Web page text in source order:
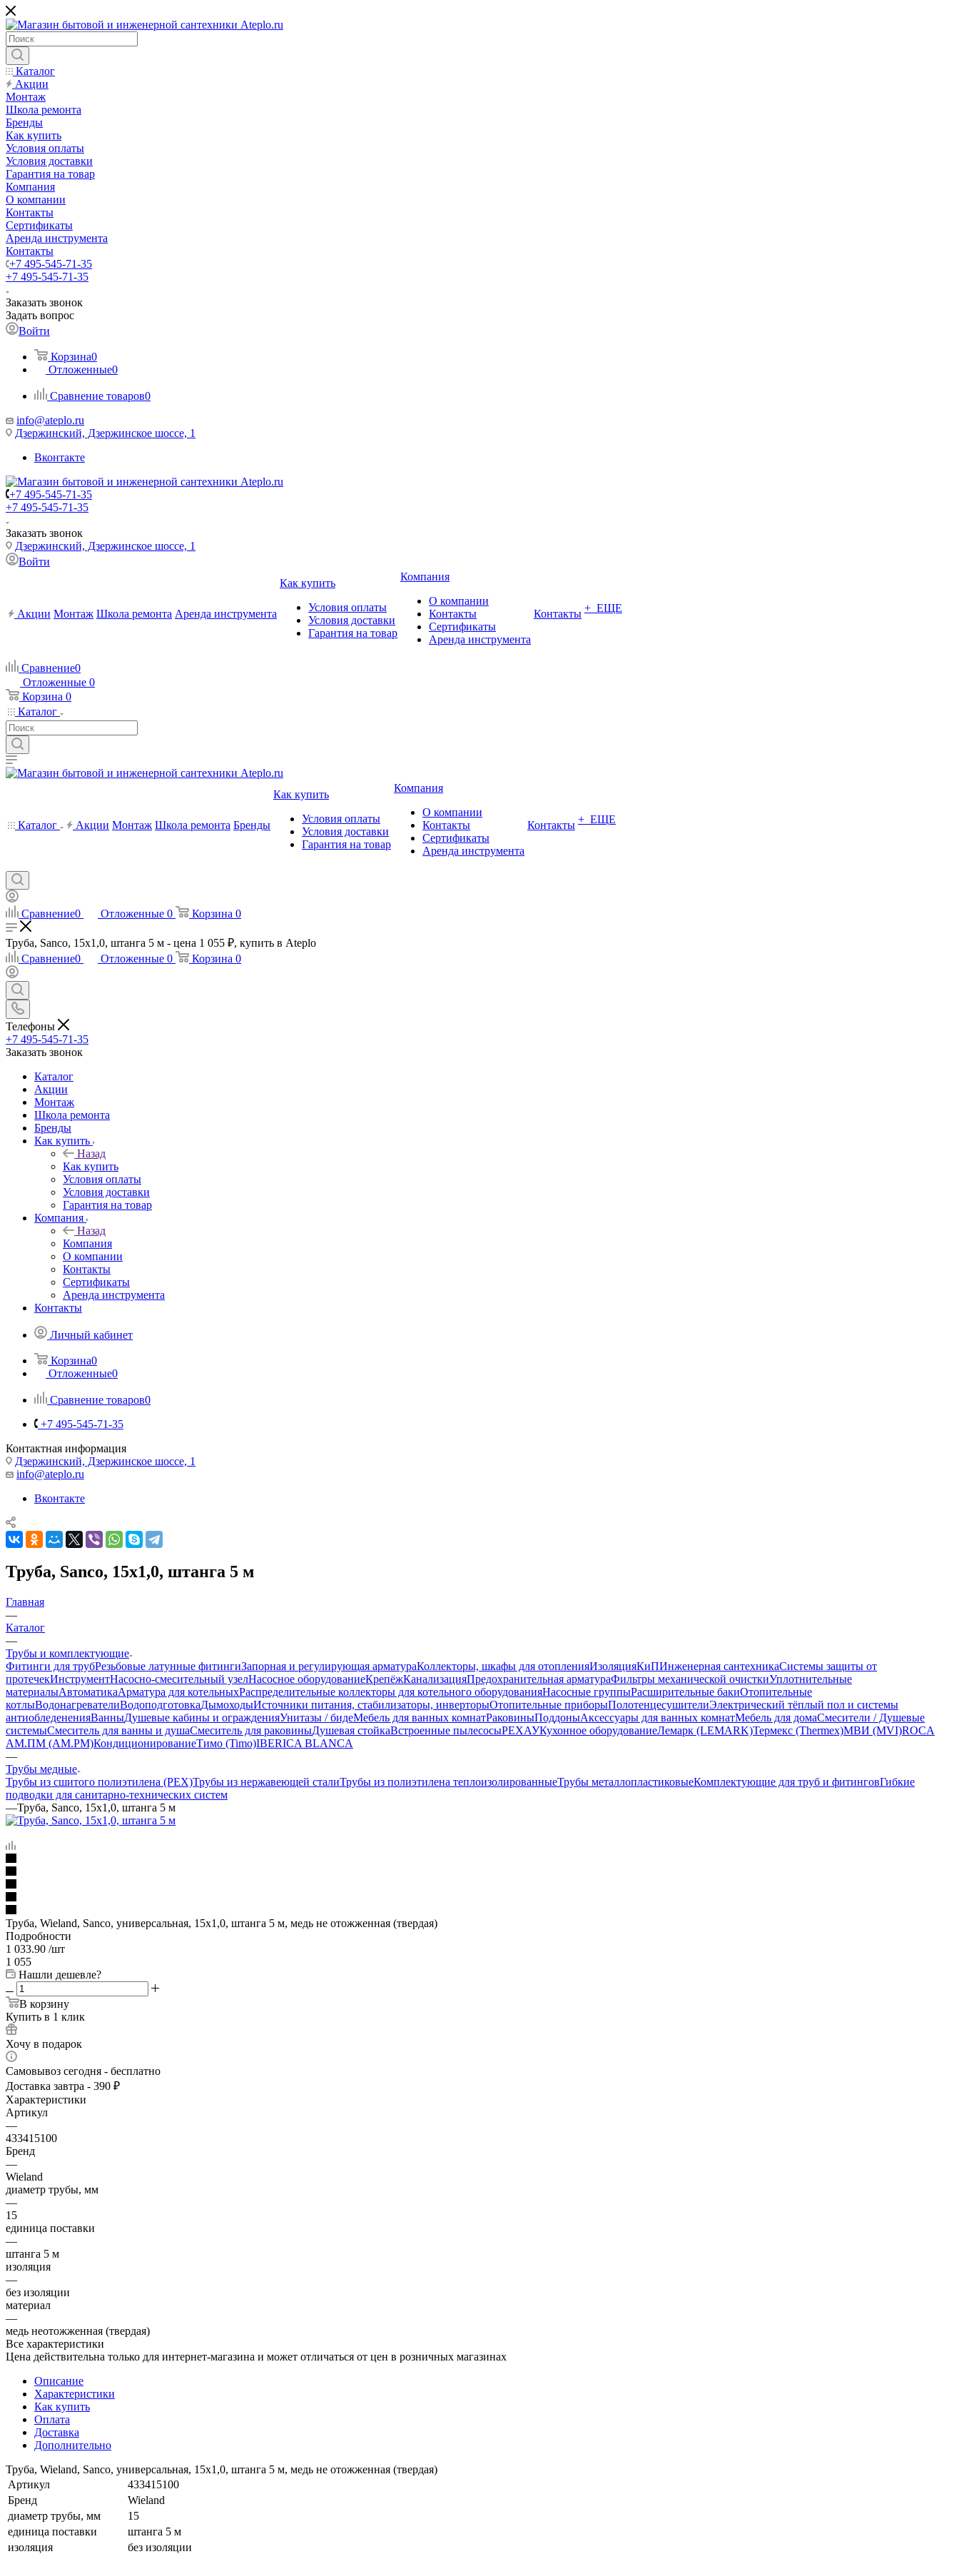
Каталог
Акции
Монтаж
Школа ремонта
Бренды
Как купить
Условия оплаты
Условия доставки
Гарантия на товар
Компания
О компании
Контакты
Сертификаты
Аренда инструмента
Контакты
+7 495-545-71-35
+7 495-545-71-35
Заказать звонок
Задать вопрос
Войти
Корзина0
Отложенные0
Сравнение товаров0
info@ateplo.ru
Дзержинский, Дзержинское шоссе, 1
Вконтакте
+7 495-545-71-35
+7 495-545-71-35
Заказать звонок
Дзержинский, Дзержинское шоссе, 1
Войти
Акции Монтаж Школа ремонта Аренда инструмента
Как купить
Условия оплаты
Условия доставки
Гарантия на товар
Компания
О компании
Контакты
Сертификаты
Аренда инструмента
Контакты + ЕЩЕ
Сравнение0
Отложенные 0
Корзина 0
Каталог
Каталог Акции Монтаж Школа ремонта Бренды
Как купить
Условия оплаты
Условия доставки
Гарантия на товар
Компания
О компании
Контакты
Сертификаты
Аренда инструмента
Контакты + ЕЩЕ
Сравнение0 Отложенные 0 Корзина 0
Труба, Sanco, 15x1,0, штанга 5 м - цена 1 055 ₽, купить в Ateplo
Сравнение0 Отложенные 0 Корзина 0
Телефоны
+7 495-545-71-35
Заказать звонок
Каталог
Акции
Монтаж
Школа ремонта
Бренды
Как купить
Назад
Как купить
Условия оплаты
Условия доставки
Гарантия на товар
Компания
Назад
Компания
О компании
Контакты
Сертификаты
Аренда инструмента
Контакты
Личный кабинет
Корзина0
Отложенные0
Сравнение товаров0
+7 495-545-71-35
Контактная информация
Дзержинский, Дзержинское шоссе, 1
info@ateplo.ru
Вконтакте
Труба, Sanco, 15x1,0, штанга 5 м
Главная
—
Каталог
—
Трубы и комплектующие
Фитинги для трубРезьбовые латунные фитингиЗапорная и регулирующая арматураКоллекторы, шкафы для отопленияИзоляцияКиПИнженерная сантехникаСистемы защиты от
протечекИнструментНасосно-смесительный узелНасосное оборудованиеКрепёжКанализацияПредохранительная арматураФильтры механической очисткиУплотнительные
материалыАвтоматикаАрматура для котельныхРаспределительные коллекторы для котельного оборудованияНасосные группыРасширительные бакиОтопительные
котлыВодонагревателиВодоподготовкаДымоходыИсточники питания, стабилизаторы, инверторыОтопительные приборыПолотенцесушителиЭлектрический тёплый пол и системы
антиобледененияВанныДушевые кабины и огражденияУнитазы / бидеМебель для ванных комнатРаковиныПоддоныАксессуары для ванных комнатМебель для домаСмесители / Душевые
системыСмеситель для ванны и душаСмеситель для раковиныДушевая стойкаВстроенные пылесосыРЕХАУКухонное оборудованиеЛемарк (LEMARK)Термекс (Thermex)МВИ (MVI)ROCA
АМ.ПМ (AM.PM)КондиционированиеТимо (Timo)IBERICA BLANCA
—
Трубы медные
Трубы из сшитого полиэтилена (PEX)Трубы из нержавеющей сталиТрубы из полиэтилена теплоизолированныеТрубы металлопластиковыеКомплектующие для труб и фитинговГибкие
подводки для санитарно-технических систем
—Труба, Sanco, 15x1,0, штанга 5 м
Труба, Wieland, Sanco, универсальная, 15x1,0, штанга 5 м, медь не отожженная (твердая)
Подробности
1 033.90 /шт
1 055
Нашли дешевле?
В корзину
Купить в 1 клик
Хочу в подарок
Самовывоз сегодня - бесплатно
Доставка завтра - 390 ₽
Характеристики
Артикул
—
433415100
Бренд
—
Wieland
диаметр трубы, мм
—
15
единица поставки
—
штанга 5 м
изоляция
—
без изоляции
материал
—
медь неотожженная (твердая)
Все характеристики
Цена действительна только для интернет-магазина и может отличаться от цен в розничных магазинах
Описание
Характеристики
Как купить
Оплата
Доставка
Дополнительно
Труба, Wieland, Sanco, универсальная, 15x1,0, штанга 5 м, медь не отожженная (твердая)
Артикул
433415100
Бренд
Wieland
диаметр трубы, мм
15
единица поставки
штанга 5 м
изоляция
без изоляции